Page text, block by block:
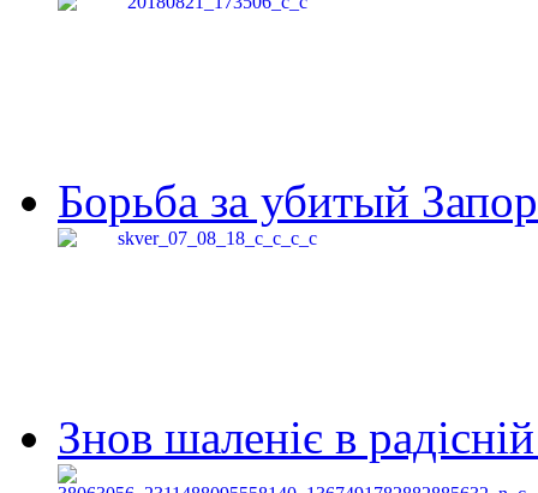
Борьба за убитый
Знов шаленіє в